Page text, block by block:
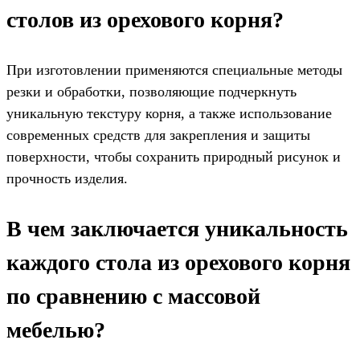
столов из орехового корня?
При изготовлении применяются специальные методы
резки и обработки, позволяющие подчеркнуть
уникальную текстуру корня, а также использование
современных средств для закрепления и защиты
поверхности, чтобы сохранить природный рисунок и
прочность изделия.
В чем заключается уникальность
каждого стола из орехового корня
по сравнению с массовой
мебелью?